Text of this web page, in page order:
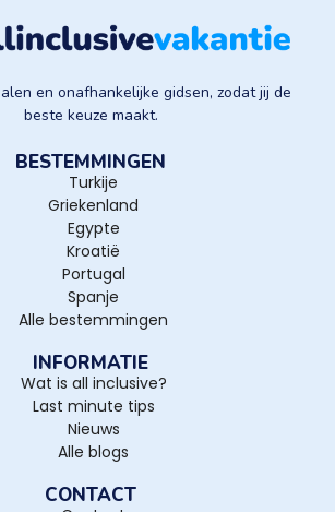
en onafhankelijke gidsen, zodat jij de
beste keuze maakt.
BESTEMMINGEN
Turkije
Griekenland
Egypte
Kroatië
Portugal
Spanje
Alle bestemmingen
INFORMATIE
Wat is all inclusive?
Last minute tips
Nieuws
Alle blogs
CONTACT